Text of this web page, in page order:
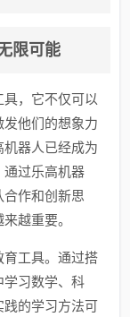
限可能
，它不仅可以
他们的想象力
器人已经成为
通过乐高机器
合作和创新思
越重要。
育工具。通过搭
学习数学、科
践的学习方法可